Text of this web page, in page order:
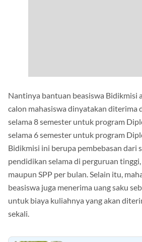
Nantinya bantuan beasiswa Bidikmisi
calon mahasiswa dinyatakan diterima
selama 8 semester untuk program
selama 6 semester untuk program
Bidikmisi ini berupa pembebasan dari
pendidikan selama di perguruan
maupun SPP per bulan. Selain itu,
beasiswa juga menerima uang saku
untuk biaya kuliahnya yang akan
sekali.